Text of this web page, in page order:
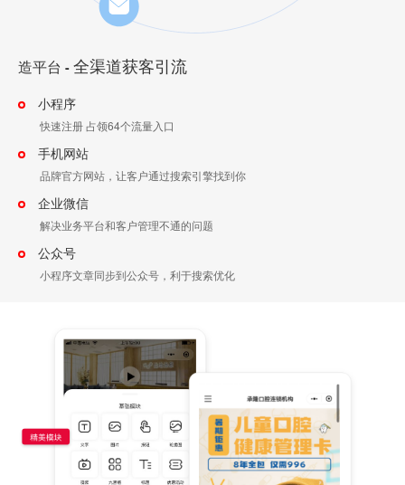
造平台 - 全渠道获客引流
小程序
快速注册 占领64个流量入口
手机网站
品牌官方网站，让客户通过搜索引擎找到你
企业微信
解决业务平台和客户管理不通的问题
公众号
小程序文章同步到公众号，利于搜索优化